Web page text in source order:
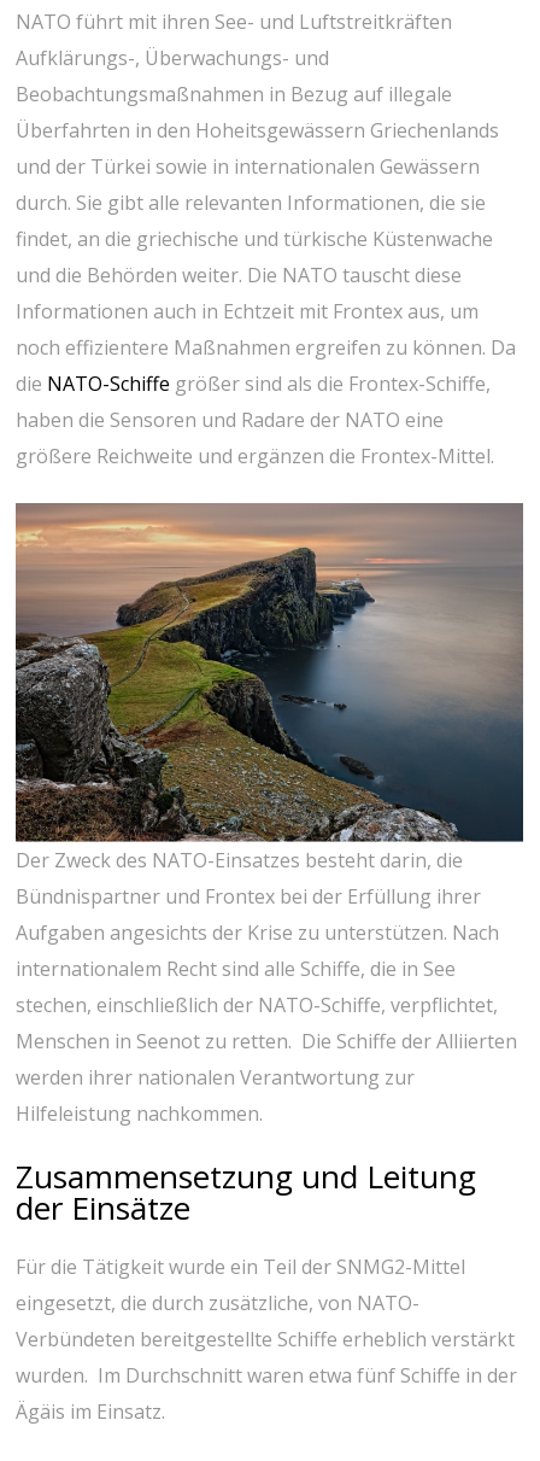
NATO führt mit ihren See- und Luftstreitkräften
Aufklärungs-, Überwachungs- und
Beobachtungsmaßnahmen in Bezug auf illegale
Überfahrten in den Hoheitsgewässern Griechenlands
und der Türkei sowie in internationalen Gewässern
durch. Sie gibt alle relevanten Informationen, die sie
findet, an die griechische und türkische Küstenwache
und die Behörden weiter. Die NATO tauscht diese
Informationen auch in Echtzeit mit Frontex aus, um
noch effizientere Maßnahmen ergreifen zu können. Da
die NATO-Schiffe größer sind als die Frontex-Schiffe,
haben die Sensoren und Radare der NATO eine
größere Reichweite und ergänzen die Frontex-Mittel.
Der Zweck des NATO-Einsatzes besteht darin, die
Bündnispartner und Frontex bei der Erfüllung ihrer
Aufgaben angesichts der Krise zu unterstützen. Nach
internationalem Recht sind alle Schiffe, die in See
stechen, einschließlich der NATO-Schiffe, verpflichtet,
Menschen in Seenot zu retten. Die Schiffe der Alliierten
werden ihrer nationalen Verantwortung zur
Hilfeleistung nachkommen.
Zusammensetzung und Leitung
der Einsätze
Für die Tätigkeit wurde ein Teil der SNMG2-Mittel
eingesetzt, die durch zusätzliche, von NATO-
Verbündeten bereitgestellte Schiffe erheblich verstärkt
wurden. Im Durchschnitt waren etwa fünf Schiffe in der
Ägäis im Einsatz.